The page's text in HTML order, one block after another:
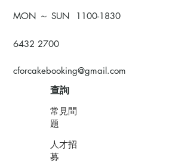
MON ～ SUN 1100-1830
6432 2700
cforcakebooking@gmail.com
查詢
常見問
題
人才招
募